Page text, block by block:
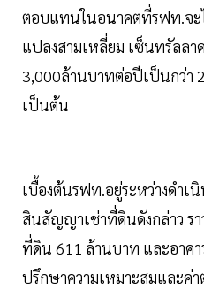
ตอบแทนในอนาคตที่รฟท.จ
แปลงสามเหลี่ยม เซ็นทรัลล
3,000ล้านบาทต่อปีเป็นกว่า
เป็นต้น
เบื้องต้นรฟท.อยู่ระหว่างดำเ
สินสัญญาเช่าที่ดินดังกล่าว ร
ที่ดิน 611 ล้านบาท และอาค
ปรึกษาความเหมาะสมและค่